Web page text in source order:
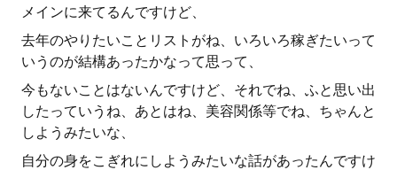
メインに来てるんですけど、
去年のやりたいことリストがね、いろいろ稼ぎたいって
いうのが結構あったかなって思って、
今もないことはないんですけど、それでね、ふと思い出
したっていうね、あとはね、美容関係等でね、ちゃんと
しようみたいな、
自分の身をこぎれにしようみたいな話があったんですけ